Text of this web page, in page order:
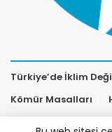
Türkiye’de İklim
Kömür Masalları